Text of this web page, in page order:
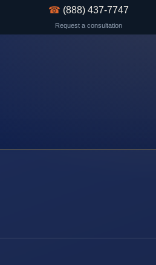
☎ (888) 437-7747
Request a consultation